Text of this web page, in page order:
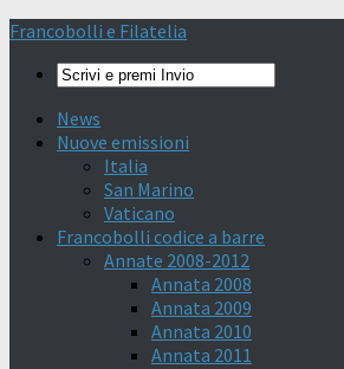
Francobolli e Filatelia
News
Nuove emissioni
Italia
San Marino
Vaticano
Francobolli codice a barre
Annate 2008-2012
Annata 2008
Annata 2009
Annata 2010
Annata 2011